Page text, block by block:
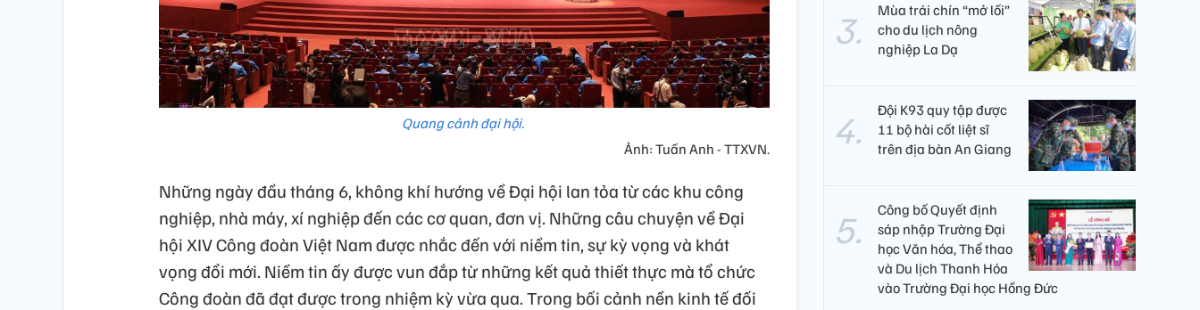
Quang cảnh đại hội.
Ảnh: Tuấn Anh - TTXVN.
Những ngày đầu tháng 6, không khí hướng về Đại hội lan tỏa từ các khu công
nghiệp, nhà máy, xí nghiệp đến các cơ quan, đơn vị. Những câu chuyện về Đại
hội XIV Công đoàn Việt Nam được nhắc đến với niềm tin, sự kỳ vọng và khát
vọng đổi mới. Niềm tin ấy được vun đắp từ những kết quả thiết thực mà tổ chức
Công đoàn đã đạt được trong nhiệm kỳ vừa qua. Trong bối cảnh nền kinh tế đối
Mùa trái chín “mở lối”
cho du lịch nông
nghiệp La Dạ
Đội K93 quy tập được
11 bộ hài cốt liệt sĩ
trên địa bàn An Giang
Công bố Quyết định
sáp nhập Trường Đại
học Văn hóa, Thể thao
và Du lịch Thanh Hóa
vào Trường Đại học Hồng Đức